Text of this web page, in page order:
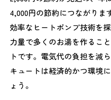
4,000円の節約につながりま
効率なヒートポンプ技術を
力量で多くのお湯を作るこ
トです。電気代の負担を減
キュートは経済的かつ環境
ょう。